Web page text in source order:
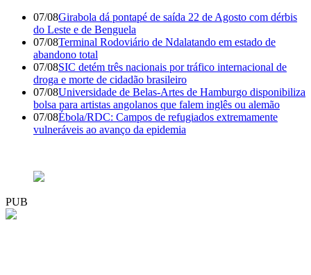
07/08Girabola dá pontapé de saída 22 de Agosto com dérbis
do Leste e de Benguela
07/08Terminal Rodoviário de Ndalatando em estado de
abandono total
07/08SIC detém três nacionais por tráfico internacional de
droga e morte de cidadão brasileiro
07/08Universidade de Belas-Artes de Hamburgo disponibiliza
bolsa para artistas angolanos que falem inglês ou alemão
07/08Ébola/RDC: Campos de refugiados extremamente
vulneráveis ao avanço da epidemia
PUB